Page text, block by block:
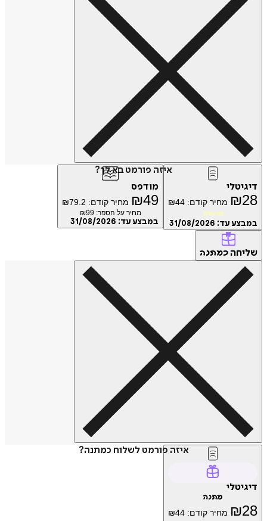
איזה פורמט בא לך?
₪ מחיר קודם: ₪44
עד:31/08/2026
מודפס
₪ 49 מחיר קודם: ₪79.2
מחיר על הספר: ₪99
במבצע עד:31/08/2026
כמתנה
איזה פורמט לשלוח כמתנה?
₪ מחיר קודם: ₪44